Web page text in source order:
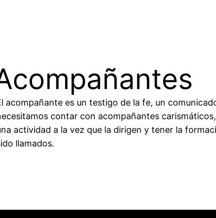
acompañante es un testigo de la fe, un
contar con acompañantes
actividad a la vez que la dirigen y tener la
llamados.